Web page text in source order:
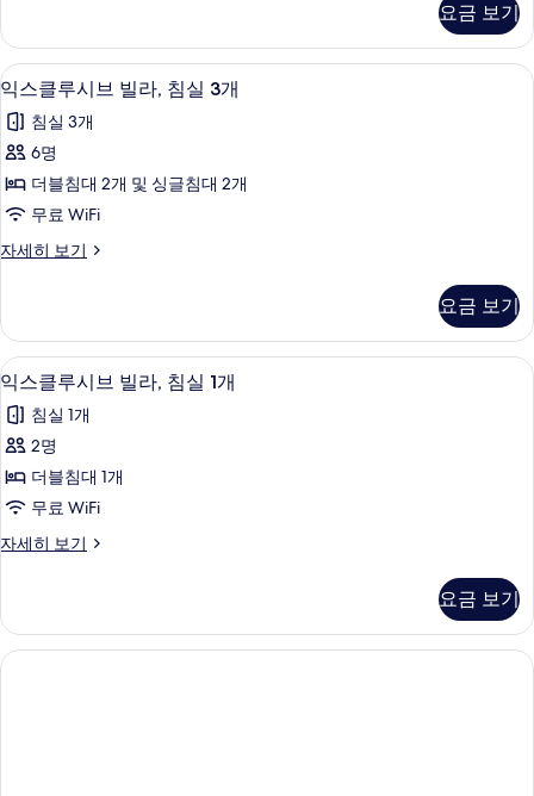
침
실
2
개
사
진
모
두
시
브
빌
라,
침
실
개
자
히
요금 보기
익
스
클
루
시
빌
침
실
3
개
사
진
모
두
익스클루시브 빌라, 침실 3개 | 객실
27
익스클루시브 빌라, 침실 3개
침실 3개
6명
더블침대 2개 및 싱글침대 2개
무료 WiFi
자세히 보기
익
시
브
빌
라,
침
실
개
자
히
요금 보기
익
스
클
루
시
빌
침
실
객실 내 금고, 책상, 다리미/다리미판,
21
익스클루시브 빌라, 침실 1개
침실 1개
2명
더블침대 1개
무료 WiFi
자세히 보기
익
시
브
빌
요금 보기